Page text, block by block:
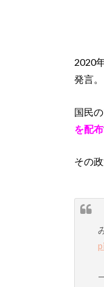
2020
発言。
国民
を配布
その